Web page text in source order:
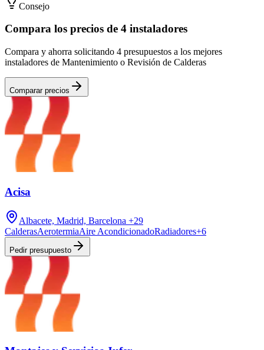
Consejo
Compara los precios de 4 instaladores
Compara y ahorra solicitando 4 presupuestos a los mejores
instaladores de Mantenimiento o Revisión de Calderas
Comparar precios
Acisa
Albacete, Madrid, Barcelona +29
CalderasAerotermiaAire AcondicionadoRadiadores+6
Pedir presupuesto